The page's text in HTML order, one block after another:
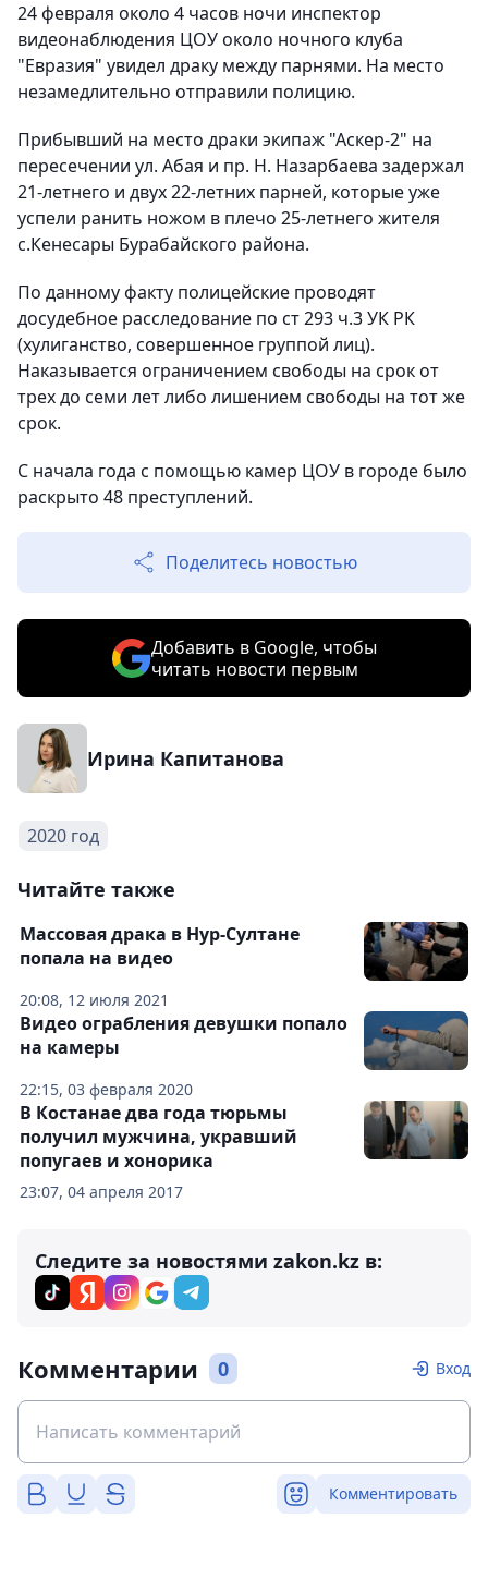
24 февраля около 4 часов ночи инспектор
видеонаблюдения ЦОУ около ночного клуба
"Евразия" увидел драку между парнями. На место
незамедлительно отправили полицию.
Прибывший на место драки экипаж "Аскер-2" на
пересечении ул. Абая и пр. Н. Назарбаева задержал
21-летнего и двух 22-летних парней, которые уже
успели ранить ножом в плечо 25-летнего жителя
с.Кенесары Бурабайского района.
По данному факту полицейские проводят
досудебное расследование по ст 293 ч.3 УК РК
(хулиганство, совершенное группой лиц).
Наказывается ограничением свободы на срок от
трех до семи лет либо лишением свободы на тот же
срок.
С начала года с помощью камер ЦОУ в городе было
раскрыто 48 преступлений.
Поделитесь новостью
Добавить в Google, чтобы
читать новости первым
Ирина Капитанова
2020 год
Читайте также
20:08, 12 июля 2021
Массовая драка в Нур-Султане
попала на видео
22:15, 03 февраля 2020
Видео ограбления девушки попало
на камеры
23:07, 04 апреля 2017
В Костанае два года тюрьмы
получил мужчина, укравший
попугаев и хонорика
Следите за новостями zakon.kz в:
Комментарии 0 Вход
Комментировать